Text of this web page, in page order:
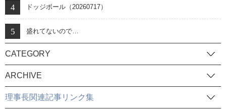
ドッジボール（20260717）
盛れてないので…
CATEGORY
ARCHIVE
理事長関連記事リンク集